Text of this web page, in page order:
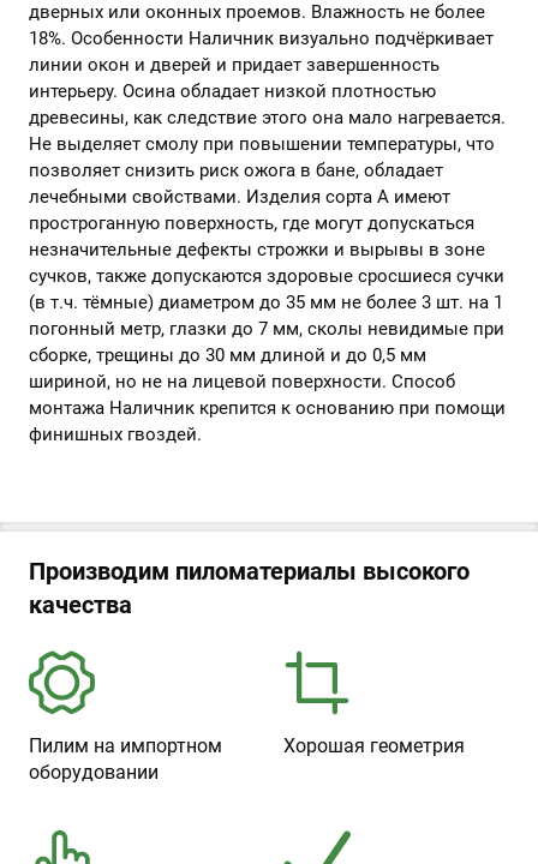
дверных или оконных проемов. Влажность не более
18%. Особенности Наличник визуально подчёркивает
линии окон и дверей и придает завершенность
интерьеру. Осина обладает низкой плотностью
древесины, как следствие этого она мало нагревается.
Не выделяет смолу при повышении температуры, что
позволяет снизить риск ожога в бане, обладает
лечебными свойствами. Изделия сорта А имеют
простроганную поверхность, где могут допускаться
незначительные дефекты строжки и вырывы в зоне
сучков, также допускаются здоровые сросшиеся сучки
(в т.ч. тёмные) диаметром до 35 мм не более 3 шт. на 1
погонный метр, глазки до 7 мм, сколы невидимые при
сборке, трещины до 30 мм длиной и до 0,5 мм
шириной, но не на лицевой поверхности. Способ
монтажа Наличник крепится к основанию при помощи
финишных гвоздей.
Производим пиломатериалы высокого
качества
Пилим на импортном
оборудовании
Хорошая геометрия